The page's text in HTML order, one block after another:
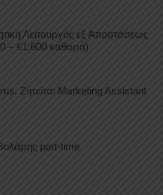
Λειτουργός εξ Αποστάσεως
– €1.600 καθαρά)
Ζητείται Marketing Assistant
part-time